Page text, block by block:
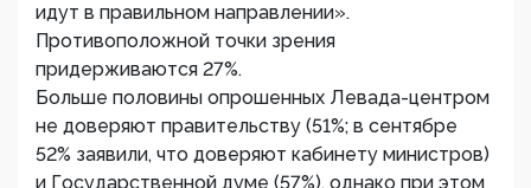
идут в правильном направлении».
Противоположной точки зрения
придерживаются 27%.
Больше половины опрошенных Левада-центром
не доверяют правительству (51%; в сентябре
52% заявили, что доверяют кабинету министров)
и Государственной думе (57%), однако при этом